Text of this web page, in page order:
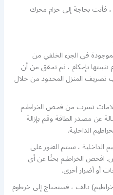
فأنت بحاجة إلى حزام محرك
في الجزء الخلفي من
تثبيتها بإحكام ، ثم تحقق من أن
المنزل المحدود من خلال
علامات تسرب من فحص الخراطيم
عن مصدر الطاقة وقم بإزالة
الداخلية.
الداخلية ، سيتم العثور على
افحص الخراطيم بحثًا عن أي
أو أضرار أخرى.
تالف ، فستحتاج إلى خرطوم